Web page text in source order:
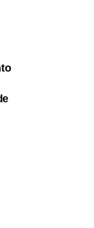
Valdoir
das creches e
até a qualidade
crescimento
expressiva dos